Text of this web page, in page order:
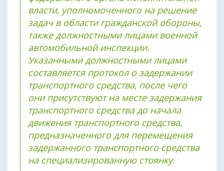
власти, уполномоченного на решение
задач в области гражданской обороны,
также должностными лицами военной
автомобильной инспекции.
Указанными должностными лицами
составляется протокол о задержании
транспортного средства, после чего
они присутствуют на месте задержания
транспортного средства до начала
движения транспортного средства,
предназначенного для перемещения
задержанного транспортного средства
на специализированную стоянку.